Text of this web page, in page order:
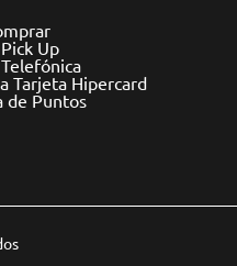
Up
Tarjeta Hipercard
de Puntos